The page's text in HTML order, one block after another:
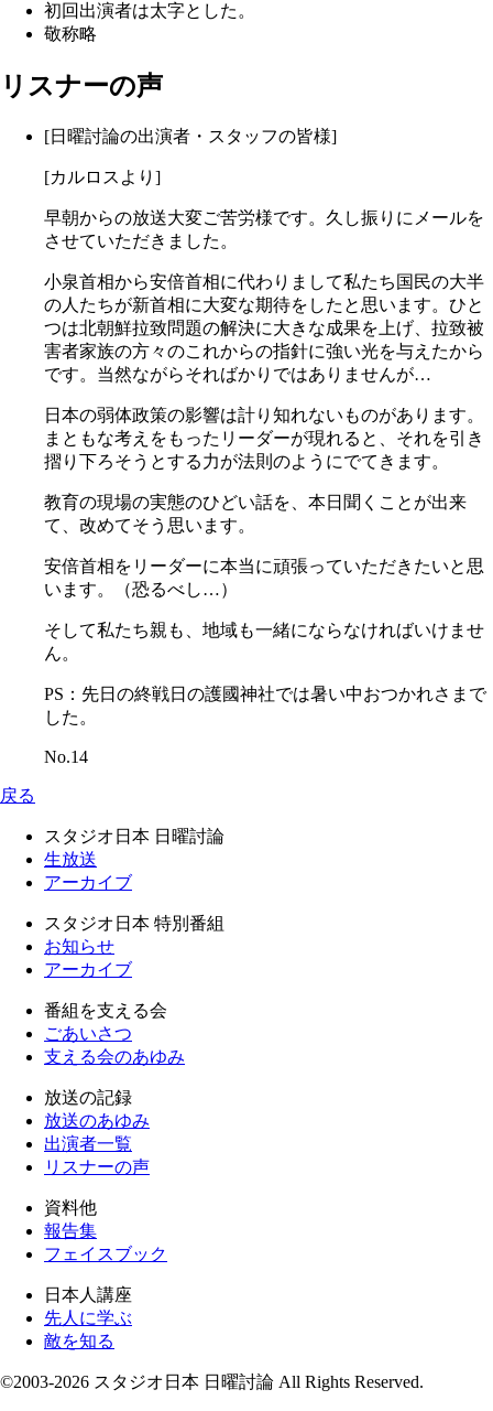
初回出演者は太字とした。
敬称略
リスナーの声
[日曜討論の出演者・スタッフの皆様]
[カルロスより]
早朝からの放送大変ご苦労様です。久し振りにメールを
させていただきました。
小泉首相から安倍首相に代わりまして私たち国民の大半
の人たちが新首相に大変な期待をしたと思います。ひと
つは北朝鮮拉致問題の解決に大きな成果を上げ、拉致被
害者家族の方々のこれからの指針に強い光を与えたから
です。当然ながらそればかりではありませんが…
日本の弱体政策の影響は計り知れないものがあります。
まともな考えをもったリーダーが現れると、それを引き
摺り下ろそうとする力が法則のようにでてきます。
教育の現場の実態のひどい話を、本日聞くことが出来
て、改めてそう思います。
安倍首相をリーダーに本当に頑張っていただきたいと思
います。（恐るべし…）
そして私たち親も、地域も一緒にならなければいけませ
ん。
PS：先日の終戦日の護國神社では暑い中おつかれさまで
した。
No.14
戻る
スタジオ日本 日曜討論
生放送
アーカイブ
スタジオ日本 特別番組
お知らせ
アーカイブ
番組を支える会
ごあいさつ
支える会のあゆみ
放送の記録
放送のあゆみ
出演者一覧
リスナーの声
資料他
報告集
フェイスブック
日本人講座
先人に学ぶ
敵を知る
©2003-2026 スタジオ日本 日曜討論 All Rights Reserved.